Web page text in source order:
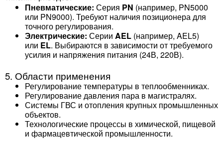
Пневматические: Серия PN (например, PN5000
или PN9000). Требуют наличия позиционера для
точного регулирования.
Электрические: Серии AEL (например, AEL5)
или EL. Выбираются в зависимости от требуемого
усилия и напряжения питания (24В, 220В).
5. Области применения
Регулирование температуры в теплообменниках.
Регулирование давления пара в магистралях.
Системы ГВС и отопления крупных промышленных
объектов.
Технологические процессы в химической, пищевой
и фармацевтической промышленности.